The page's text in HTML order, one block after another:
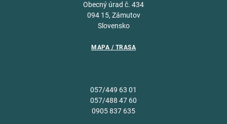
Obecný úrad č. 434
094 15, Zámutov
Slovensko
MAPA / TRASA
057/449 63 01
057/488 47 60
0905 837 635